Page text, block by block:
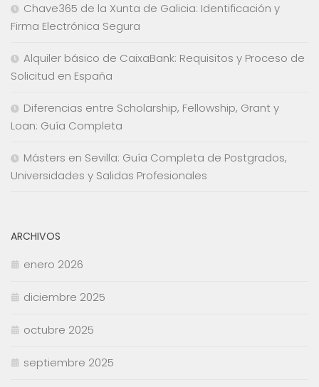
Chave365 de la Xunta de Galicia: Identificación y
Firma Electrónica Segura
Alquiler básico de CaixaBank: Requisitos y Proceso de
Solicitud en España
Diferencias entre Scholarship, Fellowship, Grant y
Loan: Guía Completa
Másters en Sevilla: Guía Completa de Postgrados,
Universidades y Salidas Profesionales
ARCHIVOS
enero 2026
diciembre 2025
octubre 2025
septiembre 2025